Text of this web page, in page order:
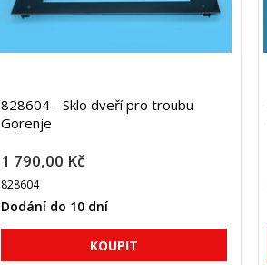
828604 - Sklo dveří pro troubu
Gorenje
1 790,00 Kč
828604
Dodání do 10 dní